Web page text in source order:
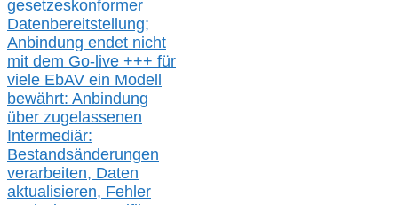
gesetzeskonformer
Datenbereitstellung;
Anbindung endet nicht
mit dem Go-live +++ für
viele EbAV ein Modell
bewährt: Anbindung
über zugelassenen
Intermediär:
Bestandsänderungen
verarbeiten, Daten
aktualisieren, Fehler